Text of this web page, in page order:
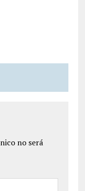
no será